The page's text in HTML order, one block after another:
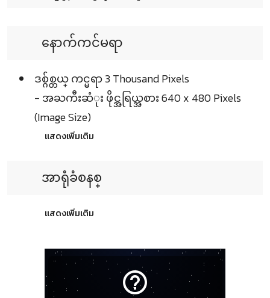
နောက်ကင်မရာ
ဒစ္ဂ်စ္တယ္ ကင္မရာ 3 Thousand Pixels
- အႀကီးဆံုး ဖိုင္အရြယ္အစား 640 x 480 Pixels
(Image Size)
แสดงเพิ่มเติม
အာရုံခံစနစ္
แสดงเพิ่มเติม
help_outline